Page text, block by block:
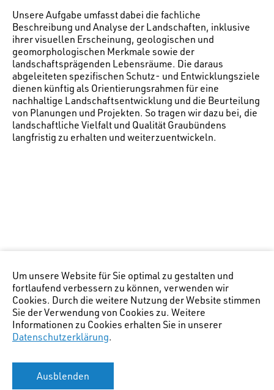
Unsere Aufgabe umfasst dabei die fachliche
Beschreibung und Analyse der Landschaften, inklusive
ihrer visuellen Erscheinung, geologischen und
geomorphologischen Merkmale sowie der
landschaftsprägenden Lebensräume. Die daraus
abgeleiteten spezifischen Schutz- und Entwicklungsziele
dienen künftig als Orientierungsrahmen für eine
nachhaltige Landschaftsentwicklung und die Beurteilung
von Planungen und Projekten. So tragen wir dazu bei, die
landschaftliche Vielfalt und Qualität Graubündens
langfristig zu erhalten und weiterzuentwickeln.
Um unsere Website für Sie optimal zu gestalten und
fortlaufend verbessern zu können, verwenden wir
Cookies. Durch die weitere Nutzung der Website stimmen
Sie der Verwendung von Cookies zu. Weitere
Informationen zu Cookies erhalten Sie in unserer
Datenschutzerklärung.
Ausblenden